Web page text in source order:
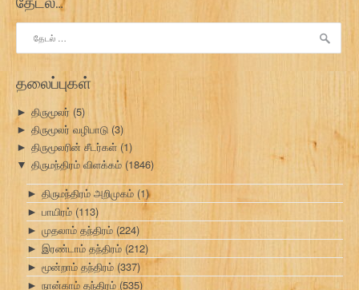
தேடு:
தலைப்புகள்
► திருமூலர் (5)
► திருமூலர் வழிபாடு (3)
► திருமூலரின் சீடர்கள் (1)
▼ திருமந்திரம் விளக்கம் (1846)
► திருமந்திரம் அறிமுகம் (1)
► பாயிரம் (113)
► முதலாம் தந்திரம் (224)
► இரண்டாம் தந்திரம்(212)
► மூன்றாம் தந்திரம் (337)
► நான்காம் தந்திரம் (535)